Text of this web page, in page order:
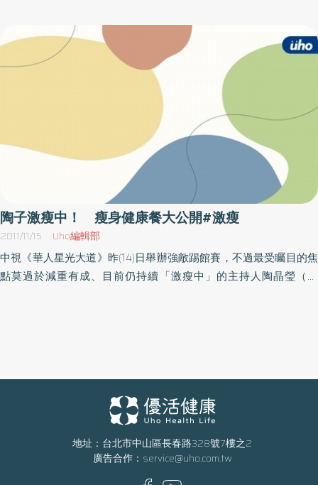
洞穴，靠著打獵和採集維生的人類祖先的飮食方式。這種飮食由肉
類、魚類、貝類、蔬菜、水果和堅果組成，乳製品、穀類、糖和所
有加工食物都會被驅逐在外。 面對崇尙原始人飮食的人，我們會向
他們提出這個問題：「有什麼食物會比這些與我 們一起演化，能開
啟我們古老乙酰化酶基因的植物性食物還要原始？」前面我們說
過，植物和動物為了應付環境中常見的壓力（例如缺水、日曬、養
分不足，以及侵略者的襲擊）， 都發展出一套應對壓力的機制。不
過由於植物只能站在原地，所以它們發展出的壓力反應系統格外複
雜，能靠著生成多種多酚類物質，來對抗環境中的威脅。幾千年
來，人類靠著 攝取這些植物為了對抗壓力生成的多酚，獲得了龐大
的好處，因為它們可以活化我們的乙酰化酶基因。 你說，還有什麼
比攝取這些滋養我們祖先千百年的營養素更符合原始人飮食的原
則？激瘦食物絕對是原始人飮食忘了強調的重點。 低碳水化合物飲
食 自從低碳水化合物飮食之父阿特金斯提出了頗具爭議的「阿特金
斯飮食」，低碳水化 合物飮食就成了減重界的一大里程碑。爾後又
出大家對糖，甚至是碳水化合物的反感漸增。慢 慢的，越來越多人
棄守「反油脂」陣營，轉移到了「反碳水化合物」陣營。 激瘦食物
飮食法最令人著迷的一點就是，它不會造成這種選邊站的對立局
態，去將某一類食物徹底排除在外。話雖如此，但我們明白有很多
陶子激瘦中！ 瘦身健康餐大公開#激瘦
2011/11/15 Uho編輯部
中視《華人星光大道》昨(14)日舉辦強敵踢館賽，不過最受矚目的焦
點莫過於減重有成、目前仍持續「激瘦中」的主持人陶晶瑩（陶
質不同，唯有攝取符合自身需求的營養比例，才能獲得身體所需的
營養，健康有效的減重。而代謝型態團隊獨門發明全台唯一的「龐
德飲食」法，不但可以有效減重，還能讓你吃得營養均衡、全身充
滿能量！相關報導請參閱優活新聞《少少量就能很飽滿 吃完「龐
德餐」就能演出007》※新聞內容及照片由中視提供喝水也會胖？
地址：台北市中山區長春路328號7樓之2
廣告合作： service@uho.com.tw